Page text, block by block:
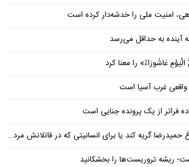
امنیت ملی را خدشه‌دار کرده است
عَاشُورَاءُ» را معنا کرد
واقعی غرب آسیا است
فراتر از یک پرونده جنایی است
گریه کند یا برای انسانیتی که در قاتلانش مرده است
ریشه تروریست‌ها را بخشکانید